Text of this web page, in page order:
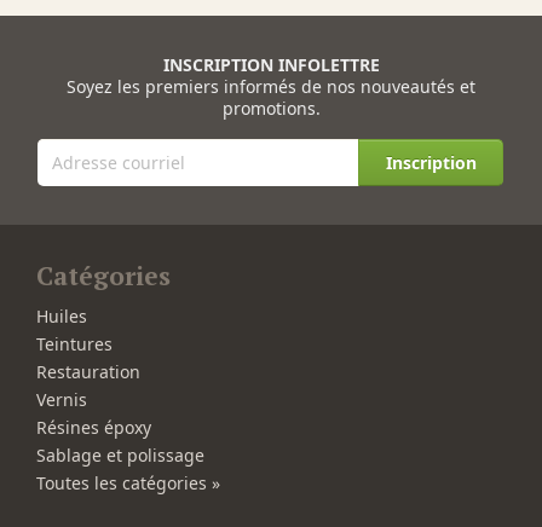
INSCRIPTION INFOLETTRE
Soyez les premiers informés de nos nouveautés et
promotions.
Inscription
Catégories
Huiles
Teintures
Restauration
Vernis
Résines époxy
Sablage et polissage
Toutes les catégories »